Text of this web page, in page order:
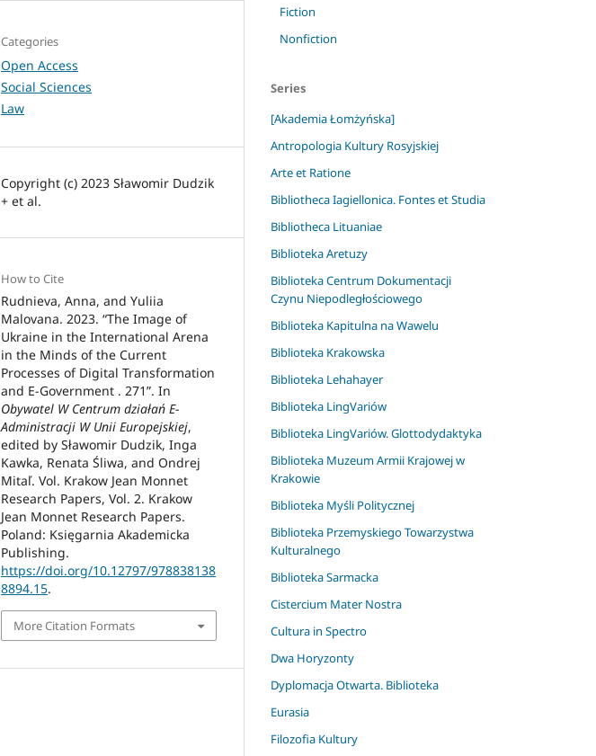
Categories
Open Access
Social Sciences
Law
Copyright (c) 2023 Sławomir Dudzik
+ et al.
How to Cite
Rudnieva, Anna, and Yuliia
Malovana. 2023. “The Image of
Ukraine in the International Arena
in the Minds of the Current
Processes of Digital Transformation
and E-Government . 271”. In
Obywatel W Centrum działań E-
Administracji W Unii Europejskiej,
edited by Sławomir Dudzik, Inga
Kawka, Renata Śliwa, and Ondrej
Mitaľ. Vol. Krakow Jean Monnet
Research Papers, Vol. 2. Krakow
Jean Monnet Research Papers.
Poland: Księgarnia Akademicka
Publishing.
https://doi.org/10.12797/978838138
8894.15.
More Citation Formats
Fiction
Nonfiction
Series
[Akademia Łomżyńska]
Antropologia Kultury Rosyjskiej
Arte et Ratione
Bibliotheca Iagiellonica. Fontes et Studia
Bibliotheca Lituaniae
Biblioteka Aretuzy
Biblioteka Centrum Dokumentacji
Czynu Niepodległościowego
Biblioteka Kapitulna na Wawelu
Biblioteka Krakowska
Biblioteka Lehahayer
Biblioteka LingVariów
Biblioteka LingVariów. Glottodydaktyka
Biblioteka Muzeum Armii Krajowej w
Krakowie
Biblioteka Myśli Politycznej
Biblioteka Przemyskiego Towarzystwa
Kulturalnego
Biblioteka Sarmacka
Cistercium Mater Nostra
Cultura in Spectro
Dwa Horyzonty
Dyplomacja Otwarta. Biblioteka
Eurasia
Filozofia Kultury